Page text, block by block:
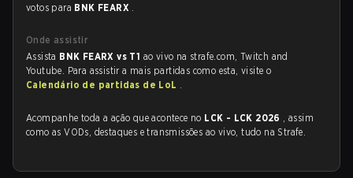
votos para BNK FEARX .
Onde assistir
Assista BNK FEARX vs T1 ao vivo na strafe.com, Twitch and
Youtube. Para assistir a mais partidas como esta, visite o
Calendário de partidas de LoL .
Acompanhe toda a ação que acontece no LCK - LCK 2026 , assim
como as VODs, destaques e transmissões ao vivo, tudo na Strafe.